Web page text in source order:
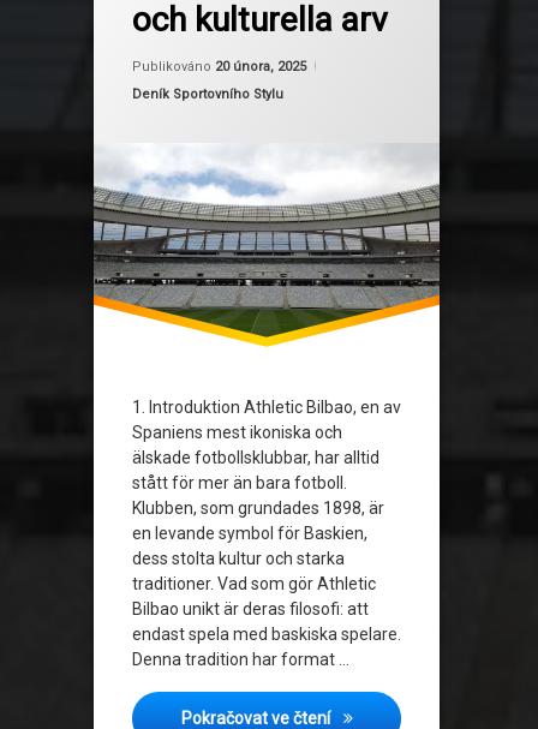
och kulturella arv
Publikováno 20 února, 2025
Kategorie:
Deník Sportovního Stylu
1. Introduktion Athletic Bilbao, en av
Spaniens mest ikoniska och
älskade fotbollsklubbar, har alltid
stått för mer än bara fotboll.
Klubben, som grundades 1898, är
en levande symbol för Baskien,
dess stolta kultur och starka
traditioner. Vad som gör Athletic
Bilbao unikt är deras filosofi: att
endast spela med baskiska spelare.
Denna tradition har format …
Pokračovat ve čteníAthletic Bilbao: Tröjor som
Fotboll och kultur
Fotbollströja barn
Klubbens filosofi
Sportens betydelse för gemenskap
Tröjdesign
Tröjor som symboler